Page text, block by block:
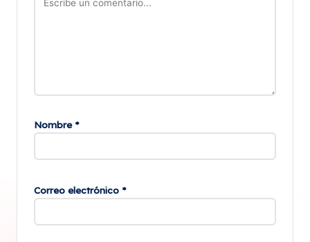
Nombre *
Correo electrónico *